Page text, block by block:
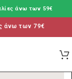
άνω των 59€
άνω των 79€